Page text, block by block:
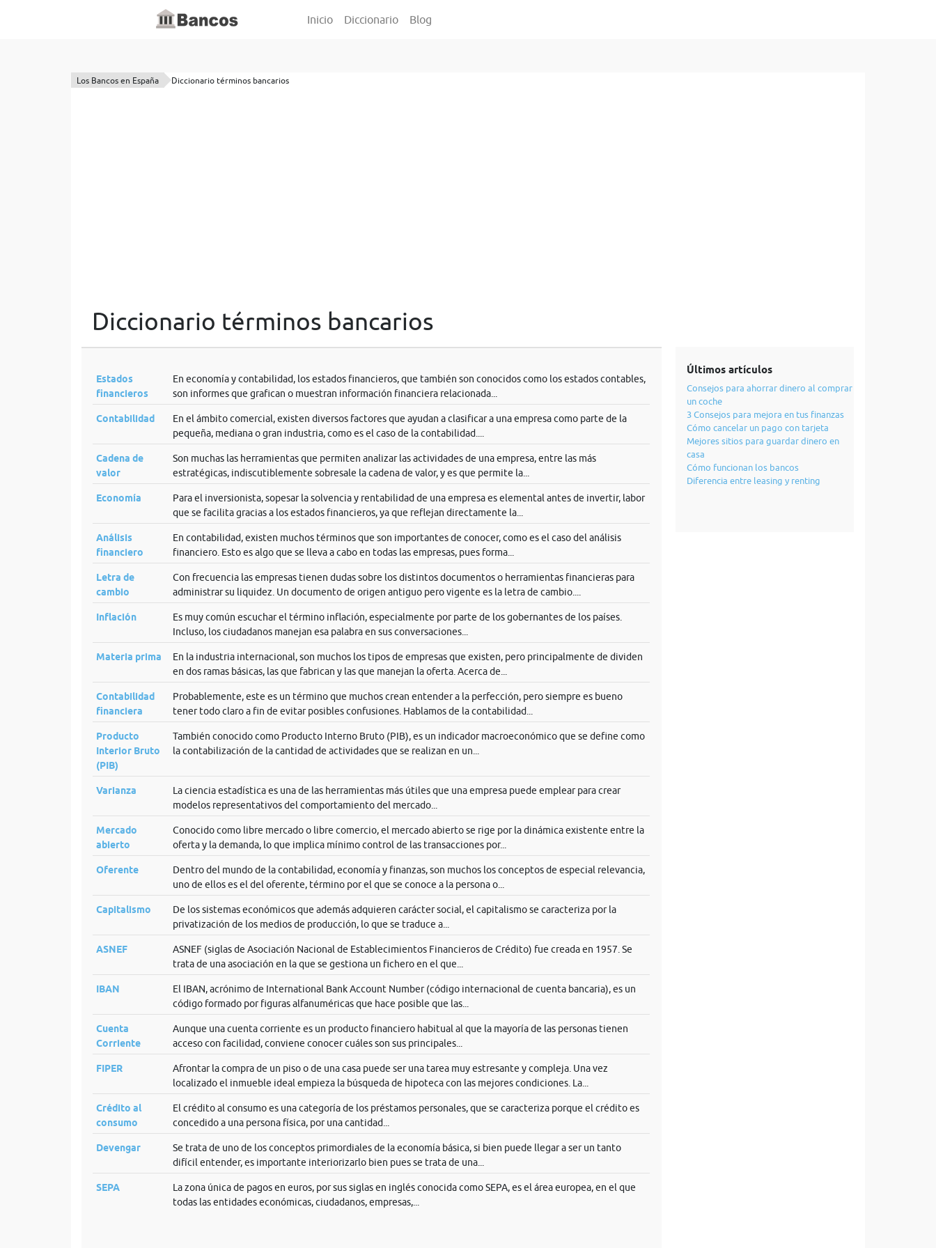
Inicio Diccionario Blog
Los Bancos en España Diccionario términos bancarios
Diccionario términos bancarios
Estados
financieros
En economía y contabilidad, los estados financieros, que también son conocidos como los estados contables,
son informes que grafican o muestran información financiera relacionada...
Contabilidad
En el ámbito comercial, existen diversos factores que ayudan a clasificar a una empresa como parte de la
pequeña, mediana o gran industria, como es el caso de la contabilidad....
Cadena de
valor
Son muchas las herramientas que permiten analizar las actividades de una empresa, entre las más
estratégicas, indiscutiblemente sobresale la cadena de valor, y es que permite la...
Economía
Para el inversionista, sopesar la solvencia y rentabilidad de una empresa es elemental antes de invertir, labor
que se facilita gracias a los estados financieros, ya que reflejan directamente la...
Análisis
financiero
En contabilidad, existen muchos términos que son importantes de conocer, como es el caso del análisis
financiero. Esto es algo que se lleva a cabo en todas las empresas, pues forma...
Letra de
cambio
Con frecuencia las empresas tienen dudas sobre los distintos documentos o herramientas financieras para
administrar su liquidez. Un documento de origen antiguo pero vigente es la letra de cambio....
Inflación
Es muy común escuchar el término inflación, especialmente por parte de los gobernantes de los países.
Incluso, los ciudadanos manejan esa palabra en sus conversaciones...
Materia prima
En la industria internacional, son muchos los tipos de empresas que existen, pero principalmente de dividen
en dos ramas básicas, las que fabrican y las que manejan la oferta. Acerca de...
Contabilidad
financiera
Probablemente, este es un término que muchos crean entender a la perfección, pero siempre es bueno
tener todo claro a fin de evitar posibles confusiones. Hablamos de la contabilidad...
Producto
Interior Bruto
(PIB)
También conocido como Producto Interno Bruto (PIB), es un indicador macroeconómico que se define como
la contabilización de la cantidad de actividades que se realizan en un...
Varianza
La ciencia estadística es una de las herramientas más útiles que una empresa puede emplear para crear
modelos representativos del comportamiento del mercado...
Mercado
abierto
Conocido como libre mercado o libre comercio, el mercado abierto se rige por la dinámica existente entre la
oferta y la demanda, lo que implica mínimo control de las transacciones por...
Oferente
Dentro del mundo de la contabilidad, economía y finanzas, son muchos los conceptos de especial relevancia,
uno de ellos es el del oferente, término por el que se conoce a la persona o...
Capitalismo
De los sistemas económicos que además adquieren carácter social, el capitalismo se caracteriza por la
privatización de los medios de producción, lo que se traduce a...
ASNEF
ASNEF (siglas de Asociación Nacional de Establecimientos Financieros de Crédito) fue creada en 1957. Se
trata de una asociación en la que se gestiona un fichero en el que...
IBAN
El IBAN, acrónimo de International Bank Account Number (código internacional de cuenta bancaria), es un
código formado por figuras alfanuméricas que hace posible que las...
Cuenta
Corriente
Aunque una cuenta corriente es un producto financiero habitual al que la mayoría de las personas tienen
acceso con facilidad, conviene conocer cuáles son sus principales...
FIPER
Afrontar la compra de un piso o de una casa puede ser una tarea muy estresante y compleja. Una vez
localizado el inmueble ideal empieza la búsqueda de hipoteca con las mejores condiciones. La...
Crédito al
consumo
El crédito al consumo es una categoría de los préstamos personales, que se caracteriza porque el crédito es
concedido a una persona física, por una cantidad...
Devengar
Se trata de uno de los conceptos primordiales de la economía básica, si bien puede llegar a ser un tanto
difícil entender, es importante interiorizarlo bien pues se trata de una...
SEPA
La zona única de pagos en euros, por sus siglas en inglés conocida como SEPA, es el área europea, en el que
todas las entidades económicas, ciudadanos, empresas,...
Últimos artículos
Consejos para ahorrar dinero al comprar
un coche
3 Consejos para mejora en tus finanzas
Cómo cancelar un pago con tarjeta
Mejores sitios para guardar dinero en
casa
Cómo funcionan los bancos
Diferencia entre leasing y renting